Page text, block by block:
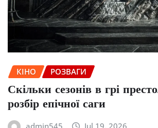
КІНО РОЗВАГИ
Скільки сезонів в грі
розбір епічної саги
admin545 Jul 19, 2026